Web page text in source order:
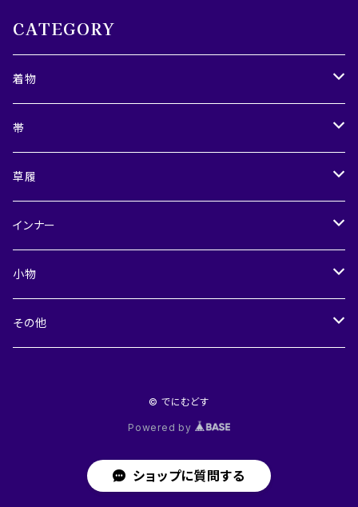
CATEGORY
着物
レディース
メンズ
帯
兵児帯
半巾帯
角帯・つくり角帯
草履
レディース
メンズ
インナー
レディース
裾よけスカート
メンズ
小物
デニム小物
その他
© でにむどす
Powered by
ショップに質問する